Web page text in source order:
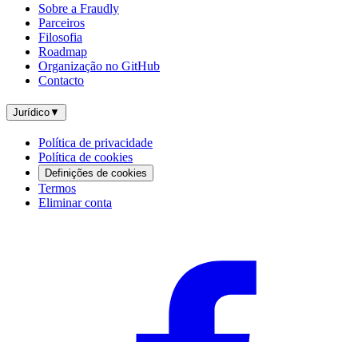
Sobre a Fraudly
Parceiros
Filosofia
Roadmap
Organização no GitHub
Contacto
Jurídico▼
Política de privacidade
Política de cookies
Definições de cookies
Termos
Eliminar conta